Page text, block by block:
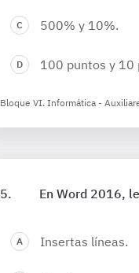
500% y 10%.
100 puntos y 10
Bloque VI. Informática -
En Word 2016,
Insertas líneas.